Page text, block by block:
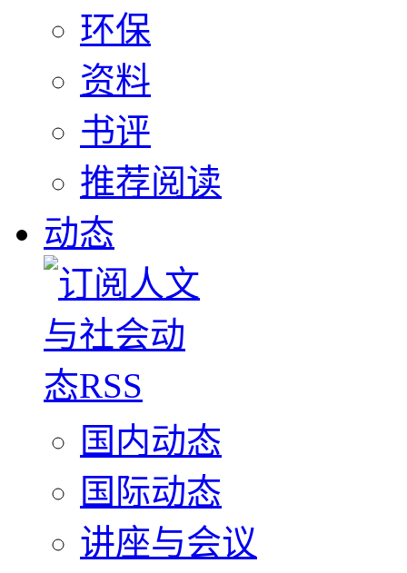
环保
资料
书评
推荐阅读
动态
国内动态
国际动态
讲座与会议